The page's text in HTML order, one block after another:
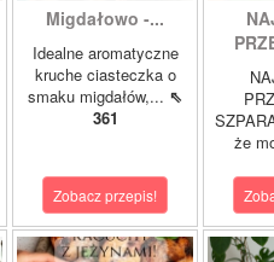
Migdałowo -...
Idealne aromatyczne
kruche ciasteczka o
smaku migdałów,... ⇖
361
Zobacz przepis!
że